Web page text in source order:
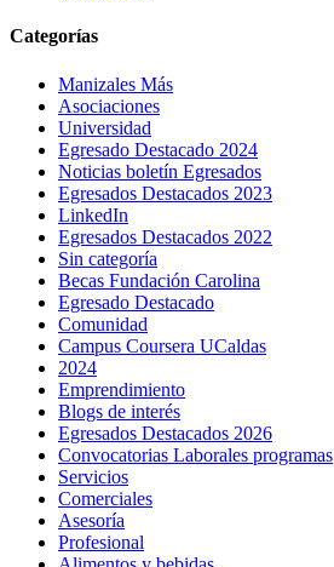
Categorías
Manizales Más
Asociaciones
Universidad
Egresado Destacado 2024
Noticias boletín Egresados
Egresados Destacados 2023
LinkedIn
Egresados Destacados 2022
Sin categoría
Becas Fundación Carolina
Egresado Destacado
Comunidad
Campus Coursera UCaldas
2024
Emprendimiento
Blogs de interés
Egresados Destacados 2026
Convocatorias Laborales programas
Servicios
Comerciales
Asesoría
Profesional